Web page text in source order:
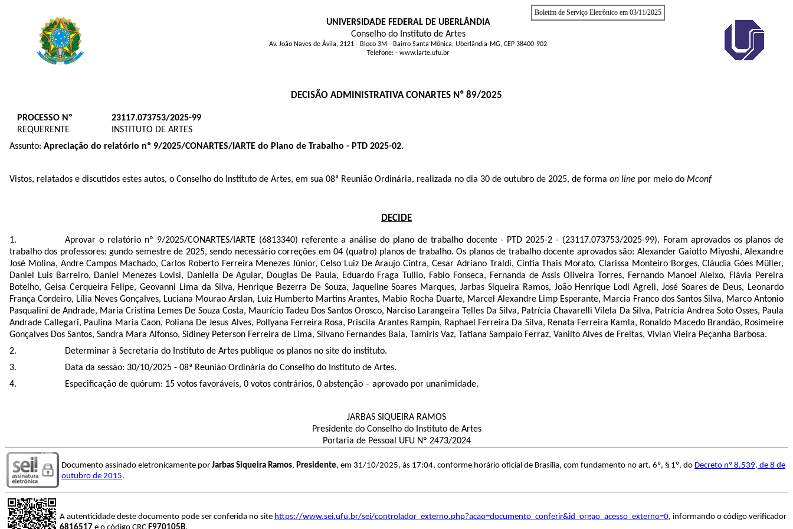
Boletim de Serviço Eletrônico em 03/11/2025
UNIVERSIDADE FEDERAL DE UBERLÂNDIA
Conselho do Instituto de Artes
Av. João Naves de Ávila, 2121 - Bloco 3M - Bairro Santa Mônica, Uberlândia-MG, CEP 38400-902
Telefone: - www.iarte.ufu.br
DECISÃO ADMINISTRATIVA CONARTES Nº 89/2025
PROCESSO Nº
23117.073753/2025-99
REQUERENTE
INSTITUTO DE ARTES
Assunto: Apreciação do relatório nº 9/2025/CONARTES/IARTE do Plano de Trabalho - PTD 2025-02.
Vistos, relatados e discutidos estes autos, o Conselho do Instituto de Artes, em sua 08ª Reunião Ordinária, realizada no dia 30 de outubro de 2025, de forma on line por meio do Mconf
DECIDE
Aprovar o relatório nº 9/2025/CONARTES/IARTE (6813340) referente a análise do plano de trabalho docente - PTD 2025-2 - (23117.073753/2025-99). Foram aprovados os planos de
trabalho dos professores: gundo semestre de 2025, sendo necessário correções em 04 (quatro) planos de trabalho. Os planos de trabalho docente aprovados são: Alexander Gaiotto Miyoshi, Alexandre
José Molina, Andre Campos Machado, Carlos Roberto Ferreira Menezes Júnior, Celso Luiz De Araujo Cintra, Cesar Adriano Traldi, Cíntia Thais Morato, Clarissa Monteiro Borges, Cláudia Góes Müller,
Daniel Luis Barreiro, Daniel Menezes Lovisi, Daniella De Aguiar, Douglas De Paula, Eduardo Fraga Tullio, Fabio Fonseca, Fernanda de Assis Oliveira Torres, Fernando Manoel Aleixo, Flávia Pereira
Botelho, Geisa Cerqueira Felipe, Geovanni Lima da Silva, Henrique Bezerra De Souza, Jaqueline Soares Marques, Jarbas Siqueira Ramos, João Henrique Lodi Agreli, José Soares de Deus, Leonardo
França Cordeiro, Lília Neves Gonçalves, Luciana Mourao Arslan, Luiz Humberto Martins Arantes, Mabio Rocha Duarte, Marcel Alexandre Limp Esperante, Marcia Franco dos Santos Silva, Marco Antonio
Pasqualini de Andrade, Maria Cristina Lemes De Souza Costa, Maurício Tadeu Dos Santos Orosco, Narciso Larangeira Telles Da Silva, Patrícia Chavarelli Vilela Da Silva, Patrícia Andrea Soto Osses, Paula
Andrade Callegari, Paulina Maria Caon, Poliana De Jesus Alves, Pollyana Ferreira Rosa, Priscila Arantes Rampin, Raphael Ferreira Da Silva, Renata Ferreira Kamla, Ronaldo Macedo Brandão, Rosimeire
Gonçalves Dos Santos, Sandra Mara Alfonso, Sidiney Peterson Ferreira de Lima, Silvano Fernandes Baia, Tamiris Vaz, Tatiana Sampaio Ferraz, Vanilto Alves de Freitas, Vivian Vieira Peçanha Barbosa.
Determinar à Secretaria do Instituto de Artes publique os planos no site do instituto.
Data da sessão: 30/10/2025 - 08ª Reunião Ordinária do Conselho do Instituto de Artes.
Especificação de quórum: 15 votos favoráveis, 0 votos contrários, 0 abstenção – aprovado por unanimidade.
JARBAS SIQUEIRA RAMOS
Presidente do Conselho do Instituto de Artes
Portaria de Pessoal UFU Nº 2473/2024
Documento assinado eletronicamente por Jarbas Siqueira Ramos, Presidente, em 31/10/2025, às 17:04, conforme horário oficial de Brasília, com fundamento no art. 6º, § 1º, do Decreto nº 8.539, de 8 de
outubro de 2015.
A autenticidade deste documento pode ser conferida no site https://www.sei.ufu.br/sei/controlador_externo.php?acao=documento_conferir&id_orgao_acesso_externo=0, informando o código verificador